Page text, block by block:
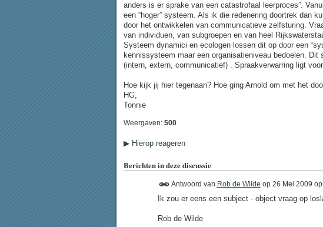
anders is er sprake van een catastrofaal leerproces”.
een “hoger” systeem. Als ik die redenering doortrek dan
door het ontwikkelen van communicatieve zelfsturing.
van individuen, van subgroepen en van heel
Systeem dynamici en ecologen lossen dit op door een
kennissysteem maar een organisatieniveau bedoelen.
(intern, extern, communicatief) . Spraakverwarring ligt
Hoe kijk jij hier tegenaan? Hoe ging Arnold om met het
HG,
Tonnie
Weergaven: 500
▶Hierop reageren
Berichten in deze discussie
Antwoord van Rob de Wilde op 26 Mei 2009
Ik zou er eens een subject - object vraag op
Rob de Wilde